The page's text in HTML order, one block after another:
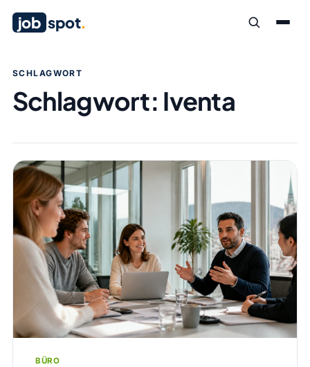
job spot.
SCHLAGWORT
Schlagwort: Iventa
BÜRO